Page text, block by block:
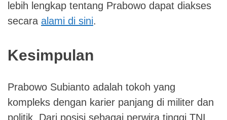
lebih lengkap tentang Prabowo dapat diakses
secara alami di sini.
Kesimpulan
Prabowo Subianto adalah tokoh yang
kompleks dengan karier panjang di militer dan
politik. Dari posisi sebagai perwira tinggi TNI